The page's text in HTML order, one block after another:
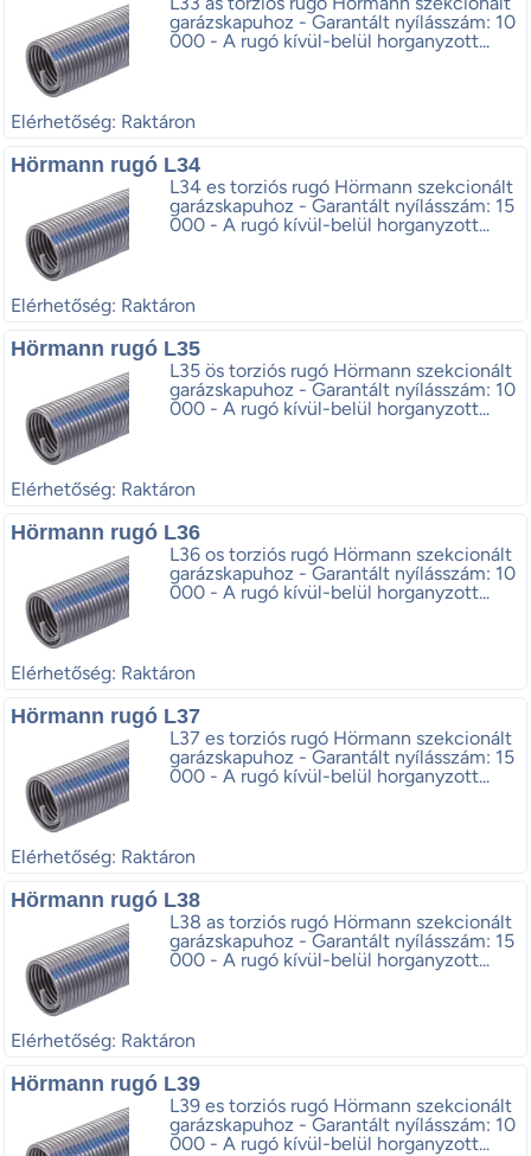
garázskapuhoz - Garantált nyílásszám: 10
000 - A rugó kívül-belül horganyzott...
Elérhetőség: Raktáron
Hörmann rugó L34
L34 es torziós rugó Hörmann szekcionált
garázskapuhoz - Garantált nyílásszám: 15
000 - A rugó kívül-belül horganyzott...
Elérhetőség: Raktáron
Hörmann rugó L35
L35 ös torziós rugó Hörmann szekcionált
garázskapuhoz - Garantált nyílásszám: 10
000 - A rugó kívül-belül horganyzott...
Elérhetőség: Raktáron
Hörmann rugó L36
L36 os torziós rugó Hörmann szekcionált
garázskapuhoz - Garantált nyílásszám: 10
000 - A rugó kívül-belül horganyzott...
Elérhetőség: Raktáron
Hörmann rugó L37
L37 es torziós rugó Hörmann szekcionált
garázskapuhoz - Garantált nyílásszám: 15
000 - A rugó kívül-belül horganyzott...
Elérhetőség: Raktáron
Hörmann rugó L38
L38 as torziós rugó Hörmann szekcionált
garázskapuhoz - Garantált nyílásszám: 15
000 - A rugó kívül-belül horganyzott...
Elérhetőség: Raktáron
Hörmann rugó L39
L39 es torziós rugó Hörmann szekcionált
garázskapuhoz - Garantált nyílásszám: 10
000 - A rugó kívül-belül horganyzott...